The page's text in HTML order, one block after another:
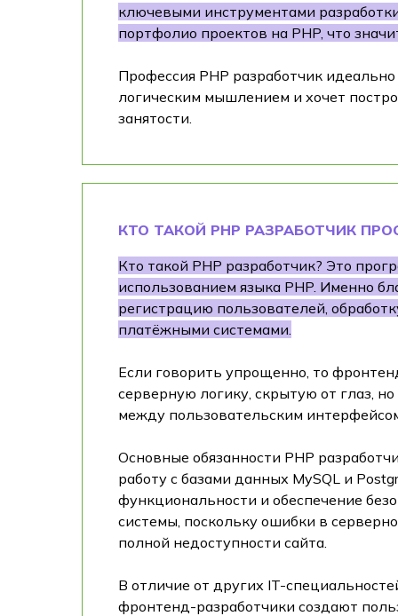
ключевыми инструментами
портфолио проектов на PHP, что
Профессия PHP разработчик
логическим мышлением и хочет
занятости.
КТО ТАКОЙ PHP РАЗРАБОТЧИК
Кто такой PHP разработчик? Это
использованием языка PHP. Именно
регистрацию пользователей,
платёжными системами.
Если говорить упрощенно, то
серверную логику, скрытую от глаз,
между пользовательским
Основные обязанности PHP
работу с базами данных MySQL и
функциональности и обеспечение
системы, поскольку ошибки в
полной недоступности сайта.
В отличие от других IT-
фронтенд-разработчики создают